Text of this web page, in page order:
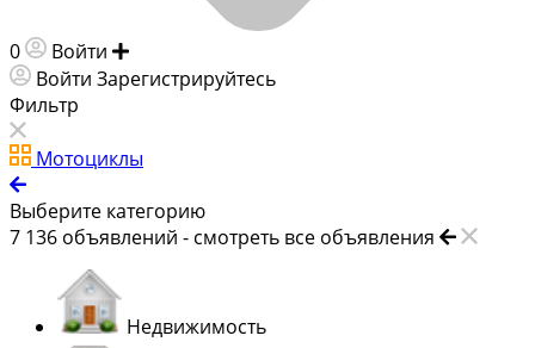
0 Войти
Войти Зарегистрируйтесь
Фильтр
Мотоциклы
Выберите категорию
7 136 объявлений - смотреть все объявления
Недвижимость